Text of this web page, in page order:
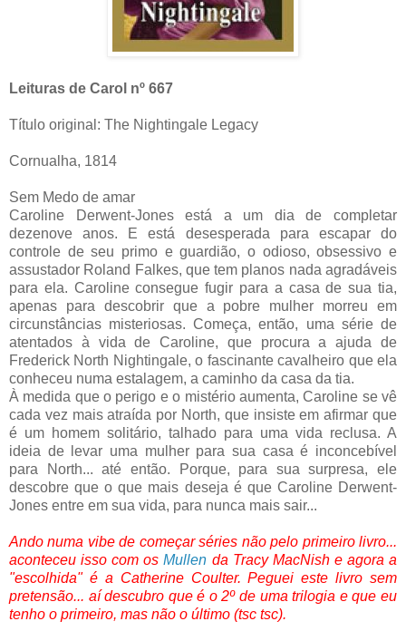
Leituras de Carol nº 667
Título original: The Nightingale Legacy
Cornualha, 1814
Sem Medo de amar
Caroline Derwent-Jones está a um dia de completar
dezenove anos. E está desesperada para escapar do
controle de seu primo e guardião, o odioso, obsessivo e
assustador Roland Falkes, que tem planos nada agradáveis
para ela. Caroline consegue fugir para a casa de sua tia,
apenas para descobrir que a pobre mulher morreu em
circunstâncias misteriosas. Começa, então, uma série de
atentados à vida de Caroline, que procura a ajuda de
Frederick North Nightingale, o fascinante cavalheiro que ela
conheceu numa estalagem, a caminho da casa da tia.
À medida que o perigo e o mistério aumenta, Caroline se vê
cada vez mais atraída por North, que insiste em afirmar que
é um homem solitário, talhado para uma vida reclusa. A
ideia de levar uma mulher para sua casa é inconcebível
para North... até então. Porque, para sua surpresa, ele
descobre que o que mais deseja é que Caroline Derwent-
Jones entre em sua vida, para nunca mais sair...
Ando numa vibe de começar séries não pelo primeiro livro...
aconteceu isso com os Mullen da Tracy MacNish e agora a
"escolhida" é a Catherine Coulter. Peguei este livro sem
pretensão... aí descubro que é o 2º de uma trilogia e que eu
tenho o primeiro, mas não o último (tsc tsc).